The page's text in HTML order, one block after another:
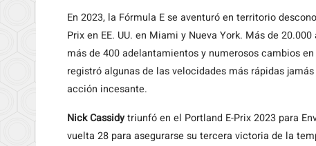
En 2023, la Fórmula E se aventuró en territorio
Prix en EE. UU. en Miami y Nueva York. Más de
más de 400 adelantamientos y numerosos cambios
registró algunas de las velocidades más rápidas
acción incesante.
Nick Cassidytriunfó en el Portland E-Prix 2023 para
vuelta 28 para asegurarse su tercera victoria de la